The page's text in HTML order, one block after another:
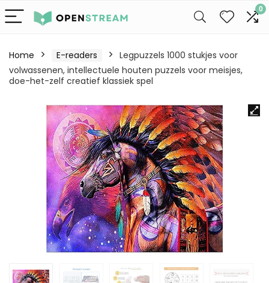
0
Home E-readers
Legpuzzels 1000 stukjes voor
volwassenen, intellectuele houten puzzels voor meisjes,
doe-het-zelf creatief klassiek spel